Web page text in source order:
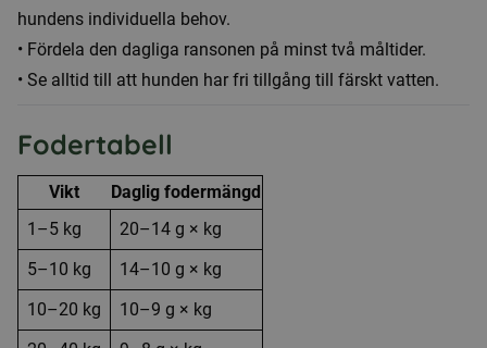
hundens individuella behov.
• Fördela den dagliga ransonen på minst två måltider.
• Se alltid till att hunden har fri tillgång till färskt vatten.
Fodertabell
Vikt
Daglig fodermängd
1–5 kg
20–14 g × kg
5–10 kg
14–10 g × kg
10–20 kg
10–9 g × kg